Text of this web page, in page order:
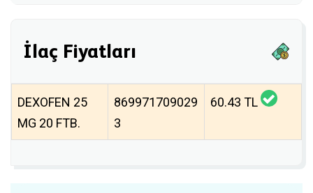
İlaç Fiyatları
DEXOFEN 25
MG 20 FTB.
869971709029
3
60.43 TL